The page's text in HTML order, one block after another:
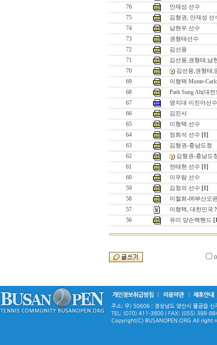
76
안재성 선수
75
김형권, 안재성 선
74
남현우 선수
73
권형태선수
72
김선용
71
김선용,권형태,남
70
김선용,권형태,
69
이형택 Monte-
68
Park Sung Ah(대
67
명지대 이진아선
66
김진서
65
이형택 선수
64
정희석 선수 [1]
63
김형권-충남도청
62
김형권-충남도
61
전태현 선수 [1]
60
이우람 선수
59
김청의 선수 [1]
58
이철희-06부산오
57
이형택, 대한민국
56
유미 양손백핸드